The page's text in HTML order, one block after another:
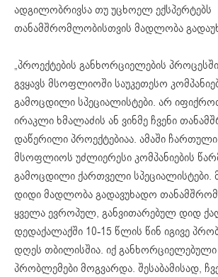
ადგილობრივსა თუ უცხოელ ექსპერტებს
თანამშრომლობისთვის მადლობა
„პროექტების განხორციელების
გვყავს მსოფლიოში საუკეთესო
გამოცდილი სპეციალისტები. არ
ირაკლი ხმალაძის ან ვინმე ჩვენი
დაწერილი პროექტებიაა. ამაში
მსოფლიოს უძლიერესი კომპანიების
გამოცდილი ქართველი სპეციალისტები.
დიდი მადლობა გადავუხადო
ყველა ევროპულ, განვითარებულ დიდ
დედაქალაქში 10-15 წლის წინ იგივე
დღეს თბილისშია. იქ
პრობლემები მოგვარდა. შესაბამისად,